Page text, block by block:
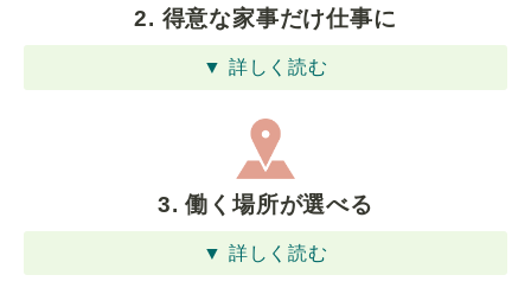
2. 得意な家事だけ仕事に
▼ 詳しく読む
3. 働く場所が選べる
▼ 詳しく読む